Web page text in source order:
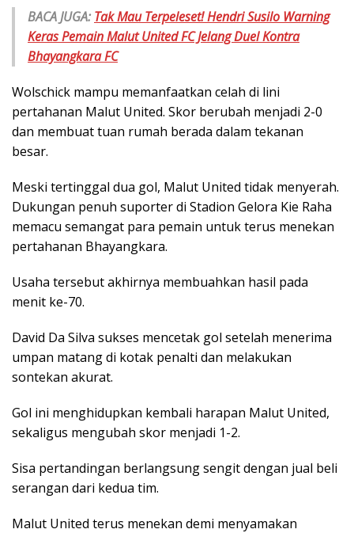
BACA JUGA: Tak Mau Terpeleset! Hendri Susilo Warning
Keras Pemain Malut United FC Jelang Duel Kontra
Bhayangkara FC
Wolschick mampu memanfaatkan celah di lini
pertahanan Malut United. Skor berubah menjadi 2-0
dan membuat tuan rumah berada dalam tekanan
besar.
Meski tertinggal dua gol, Malut United tidak menyerah.
Dukungan penuh suporter di Stadion Gelora Kie Raha
memacu semangat para pemain untuk terus menekan
pertahanan Bhayangkara.
Usaha tersebut akhirnya membuahkan hasil pada
menit ke-70.
David Da Silva sukses mencetak gol setelah menerima
umpan matang di kotak penalti dan melakukan
sontekan akurat.
Gol ini menghidupkan kembali harapan Malut United,
sekaligus mengubah skor menjadi 1-2.
Sisa pertandingan berlangsung sengit dengan jual beli
serangan dari kedua tim.
Malut United terus menekan demi menyamakan